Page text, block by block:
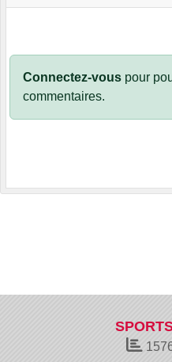
Connectez-vous pour
commentaires.